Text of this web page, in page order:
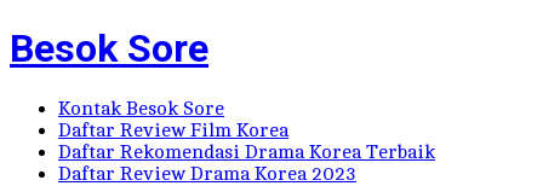
Besok Sore
Kontak Besok Sore
Daftar Review Film Korea
Daftar Rekomendasi Drama Korea Terbaik
Daftar Review Drama Korea 2023